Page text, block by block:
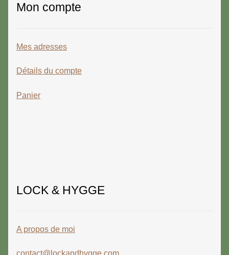
Mon compte
Mes adresses
Détails du compte
Panier
LOCK & HYGGE
A propos de moi